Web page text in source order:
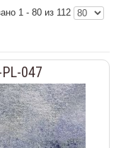
1 - 80 из 112
047